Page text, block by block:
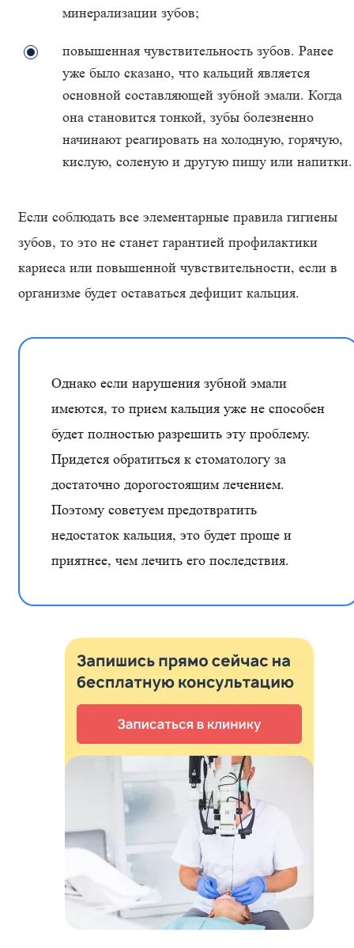
минерализации зубов;
повышенная чувствительность зубов. Ранее
уже было сказано, что кальций является
основной составляющей зубной эмали. Когда
она становится тонкой, зубы болезненно
начинают реагировать на холодную, горячую,
кислую, соленую и другую пищу или напитки.
Если соблюдать все элементарные правила гигиены
зубов, то это не станет гарантией профилактики
кариеса или повышенной чувствительности, если в
организме будет оставаться дефицит кальция.
Однако если нарушения зубной эмали
имеются, то прием кальция уже не способен
будет полностью разрешить эту проблему.
Придется обратиться к стоматологу за
достаточно дорогостоящим лечением.
Поэтому советуем предотвратить
недостаток кальция, это будет проще и
приятнее, чем лечить его последствия.